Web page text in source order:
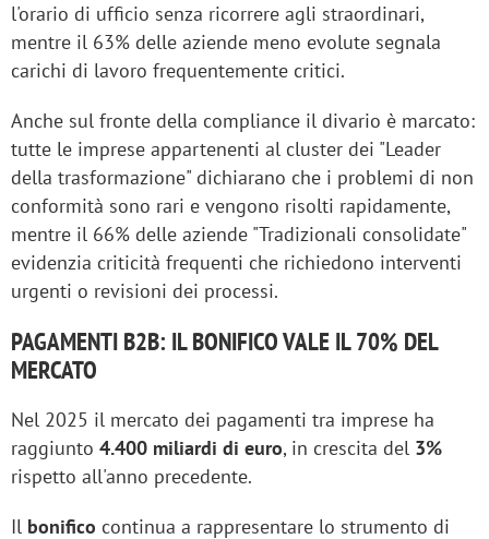
l'orario di ufficio senza ricorrere agli straordinari,
mentre il 63% delle aziende meno evolute segnala
carichi di lavoro frequentemente critici.
Anche sul fronte della compliance il divario è marcato:
tutte le imprese appartenenti al cluster dei "Leader
della trasformazione" dichiarano che i problemi di non
conformità sono rari e vengono risolti rapidamente,
mentre il 66% delle aziende "Tradizionali consolidate"
evidenzia criticità frequenti che richiedono interventi
urgenti o revisioni dei processi.
PAGAMENTI B2B: IL BONIFICO VALE IL 70% DEL
MERCATO
Nel 2025 il mercato dei pagamenti tra imprese ha
raggiunto 4.400 miliardi di euro, in crescita del 3%
rispetto all'anno precedente.
Il bonifico continua a rappresentare lo strumento di